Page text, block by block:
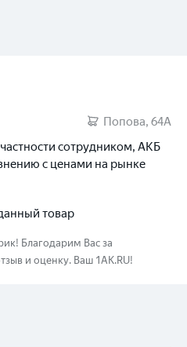
Попова, 64А
сотрудником, АКБ
с ценами на рынке
товар
! Благодарим Вас за
и оценку. Ваш 1AK.RU!